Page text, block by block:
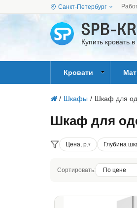
Санкт-Петербург
Купить кровать
Кровати
/ Шкафы / Шкаф для
Шкаф для
Цена, р. Глубина
Сортировать: